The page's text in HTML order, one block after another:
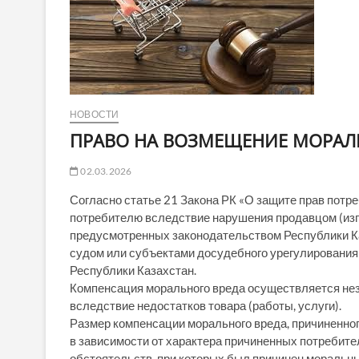
НОВОСТИ
ПРАВО НА ВОЗМЕЩЕНИЕ
02.03.2026
Согласно статье 21 Закона РК «О защите прав
потребителю вследствие нарушения продавцом
предусмотренных законодательством Республики
судом или субъектами досудебного
Республики Казахстан.
Компенсация морального вреда осуществляется
вследствие недостатков товара (работы, услуги).
Размер компенсации морального вреда,
в зависимости от характера причиненных